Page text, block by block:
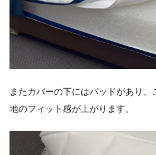
またカバーの下にはパッドがあり
地のフィット感が上がります。